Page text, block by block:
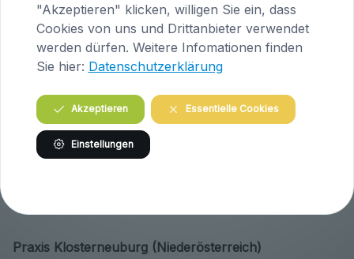
Praxis Maria Saal (Kärnten)
Brandlhof
Höfern 1
A-9063 Maria Saal
Österreich
04223 / 200 23
Praxis Klosterneuburg (Niederösterreich)
"Akzeptieren" klicken, willigen Sie ein, dass
Cookies von uns und Drittanbieter verwendet
werden dürfen. Weitere Infomationen finden
Sie hier: Datenschutzerklärung
Akzeptieren Essentielle Cookies
Einstellungen